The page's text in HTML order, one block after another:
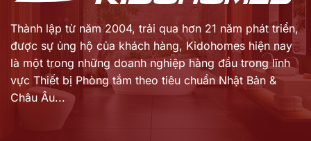
Thành lập từ năm 2004, trải qua hơn 21 năm phát triển,
được sự ủng hộ của khách hàng, Kidohomes hiện nay
là một trong những doanh nghiệp hàng đầu trong lĩnh
vực Thiết bị Phòng tắm theo tiêu chuẩn Nhật Bản &
Châu Âu...